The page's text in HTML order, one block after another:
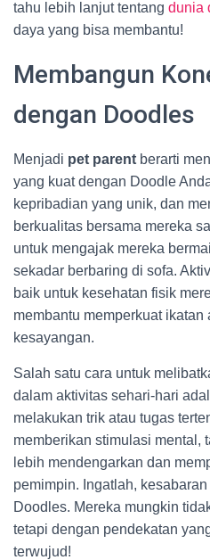
tahu lebih lanjut tentang dunia
daya yang bisa membantu!
Membangun
dengan Doodles
Menjadi pet parent berarti
yang kuat dengan Doodle
kepribadian yang unik, dan
berkualitas bersama mereka
untuk mengajak mereka
sekadar berbaring di sofa.
baik untuk kesehatan fisik
membantu memperkuat ikatan
kesayangan.
Salah satu cara untuk
dalam aktivitas sehari-hari
melakukan trik atau tugas
memberikan stimulasi mental,
lebih mendengarkan dan
pemimpin. Ingatlah,
Doodles. Mereka mungkin
tetapi dengan pendekatan
terwujud!